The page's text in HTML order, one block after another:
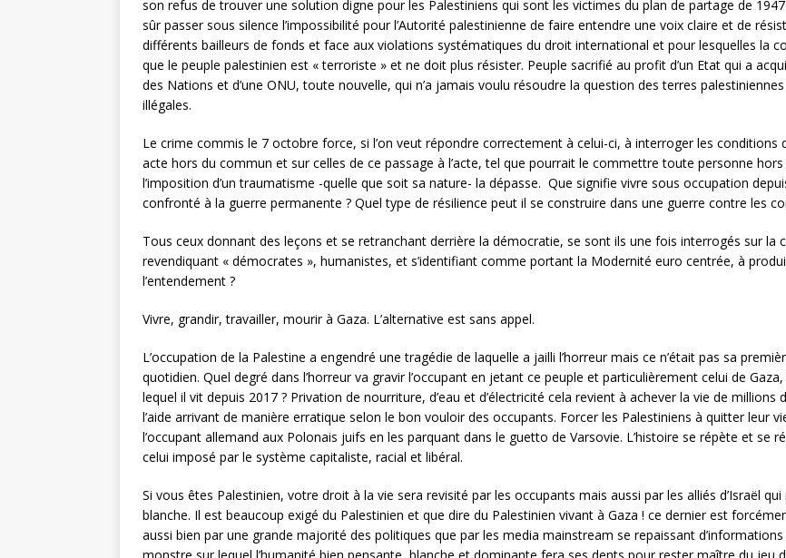
son refus de trouver une solution digne pour les Palestiniens qui sont les victimes du plan de partage de
sûr passer sous silence l’impossibilité pour l’Autorité palestinienne de faire entendre une voix claire et de
différents bailleurs de fonds et face aux violations systématiques du droit international et pour lesquelles la
que le peuple palestinien est « terroriste » et ne doit plus résister. Peuple sacrifié au profit d’un Etat qui a
des Nations et d’une ONU, toute nouvelle, qui n’a jamais voulu résoudre la question des terres
illégales.
Le crime commis le 7 octobre force, si l’on veut répondre correctement à celui-ci, à interroger les conditions
acte hors du commun et sur celles de ce passage à l’acte, tel que pourrait le commettre toute personne
l’imposition d’un traumatisme -quelle que soit sa nature- la dépasse. Que signifie vivre sous occupation
confronté à la guerre permanente ? Quel type de résilience peut il se construire dans une guerre contre les
Tous ceux donnant des leçons et se retranchant derrière la démocratie, se sont ils une fois interrogés sur la
revendiquant « démocrates », humanistes, et s’identifiant comme portant la Modernité euro centrée, à
l’entendement ?
Vivre, grandir, travailler, mourir à Gaza. L’alternative est sans appel.
L’occupation de la Palestine a engendré une tragédie de laquelle a jailli l’horreur mais ce n’était pas sa
quotidien. Quel degré dans l’horreur va gravir l’occupant en jetant ce peuple et particulièrement celui de
lequel il vit depuis 2017 ? Privation de nourriture, d’eau et d’électricité cela revient à achever la vie de millions
l’aide arrivant de manière erratique selon le bon vouloir des occupants. Forcer les Palestiniens à quitter leur
l’occupant allemand aux Polonais juifs en les parquant dans le guetto de Varsovie. L’histoire se répète et se
celui imposé par le système capitaliste, racial et libéral.
Si vous êtes Palestinien, votre droit à la vie sera revisité par les occupants mais aussi par les alliés d’Israël
blanche. Il est beaucoup exigé du Palestinien et que dire du Palestinien vivant à Gaza ! ce dernier est
aussi bien par une grande majorité des politiques que par les media mainstream se repaissant